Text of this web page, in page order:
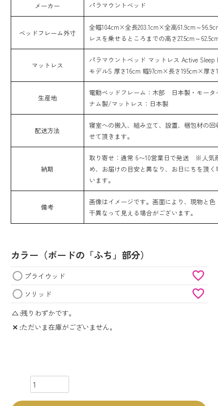
メーカー パラマウントベッド
ベッドフレーム外寸
全幅104cm×全長203.1cm×全高61.9cm～
レスを乗せるところまでの高さ27.5cm～
マットレス
パラマウントベッド マットレス Active Sleep
モデルS 厚さ16cm 幅97cm×長さ195cm×厚さ
生産地
電動ベッドフレーム：木部 日本製・モー
ナム製/マットレス：日本製
配送方法
寝室への搬入、組み立て、設置、梱包材の回
せて頂きます。
納期
取り寄せ：通常 6〜10営業日で発送 ※人気
め、お届けの目安と異なり、お日にちを頂く
います。
備考
画像はイメージです。画面により、現物と色
干異なって見える場合がございます。
カラー（ボードの「ふち」部分）
プライウッド
ソリッド
△ 残りわずかです。
✕ ただいま在庫がございません。